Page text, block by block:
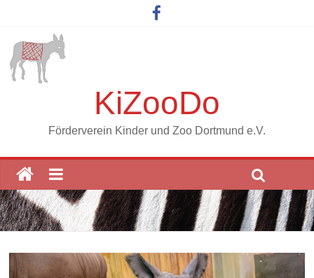
KiZooDo
Förderverein Kinder und Zoo Dortmund e.V.